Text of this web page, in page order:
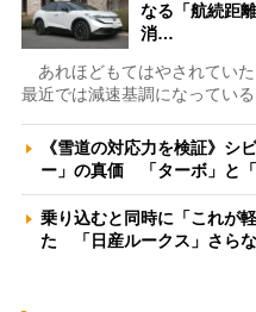
なる「航続距
消…
あれほどもてはやされていた
最近では減速基調になってい
《雪道の対応力を検証》シ
ー」の真価 「ターボ」と
乗り込むと同時に「これが
た 「日産ルークス」さら